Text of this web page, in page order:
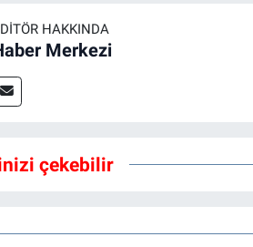
HAKKINDA
Merkezi
çekebilir